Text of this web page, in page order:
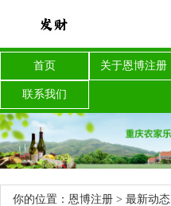
首页 关于恩博注册
联系我们
你的位置： 恩博注册 > 最新动态